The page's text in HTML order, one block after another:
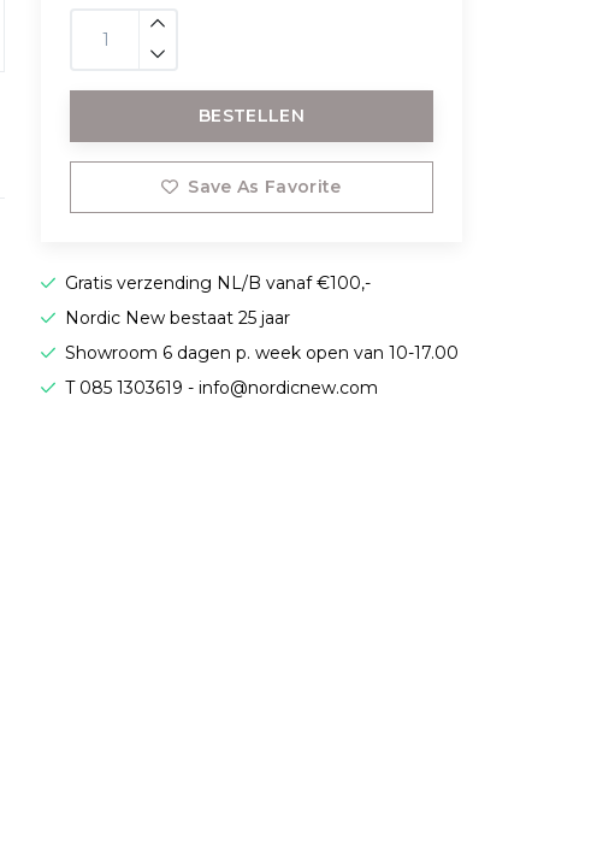
BESTELLEN
Save As Favorite
Gratis verzending NL/B vanaf €100,-
Nordic New bestaat 25 jaar
Showroom 6 dagen p. week open van 10-17.00
T 085 1303619 -info@nordicnew.com